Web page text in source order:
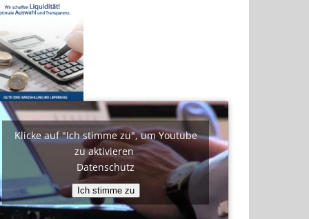
zu
Klicke auf "Ich stimme zu", um Youtube
zu aktivieren
Datenschutz
Ich stimme zu